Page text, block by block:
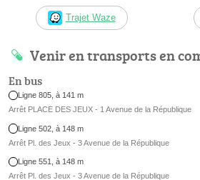
Trajet Waze
Venir en transports en
En bus
Ligne 805, à 141 m
Arrêt PLACE DES JEUX - 1 Avenue de la République
Ligne 502, à 148 m
Arrêt Pl. des Jeux - 3 Avenue de la République
Ligne 551, à 148 m
Arrêt Pl. des Jeux - 3 Avenue de la République